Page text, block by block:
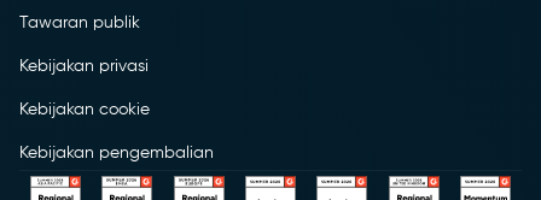
Tawaran publik
Kebijakan privasi
Kebijakan cookie
Kebijakan pengembalian